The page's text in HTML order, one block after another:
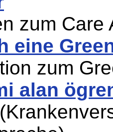
zum Care
eine
zum
alan